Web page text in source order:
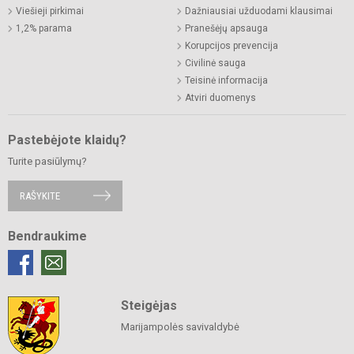
Viešieji pirkimai
1,2% parama
Dažniausiai užduodami klausimai
Pranešėjų apsauga
Korupcijos prevencija
Civilinė sauga
Teisinė informacija
Atviri duomenys
Pastebėjote klaidų?
Turite pasiūlymų?
RAŠYKITE
Bendraukime
Steigėjas
Marijampolės savivaldybė